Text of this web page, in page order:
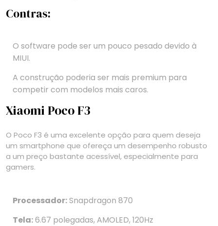
Contras:
O software pode ser um pouco pesado devido à
MIUI.
A construção poderia ser mais premium para
competir com modelos mais caros.
Xiaomi Poco F3
O Poco F3 é uma excelente opção para quem deseja
um smartphone que ofereça um desempenho robusto
a um preço bastante acessível, especialmente para
gamers.
Processador:Snapdragon 870
Tela:6.67 polegadas, AMOLED, 120Hz